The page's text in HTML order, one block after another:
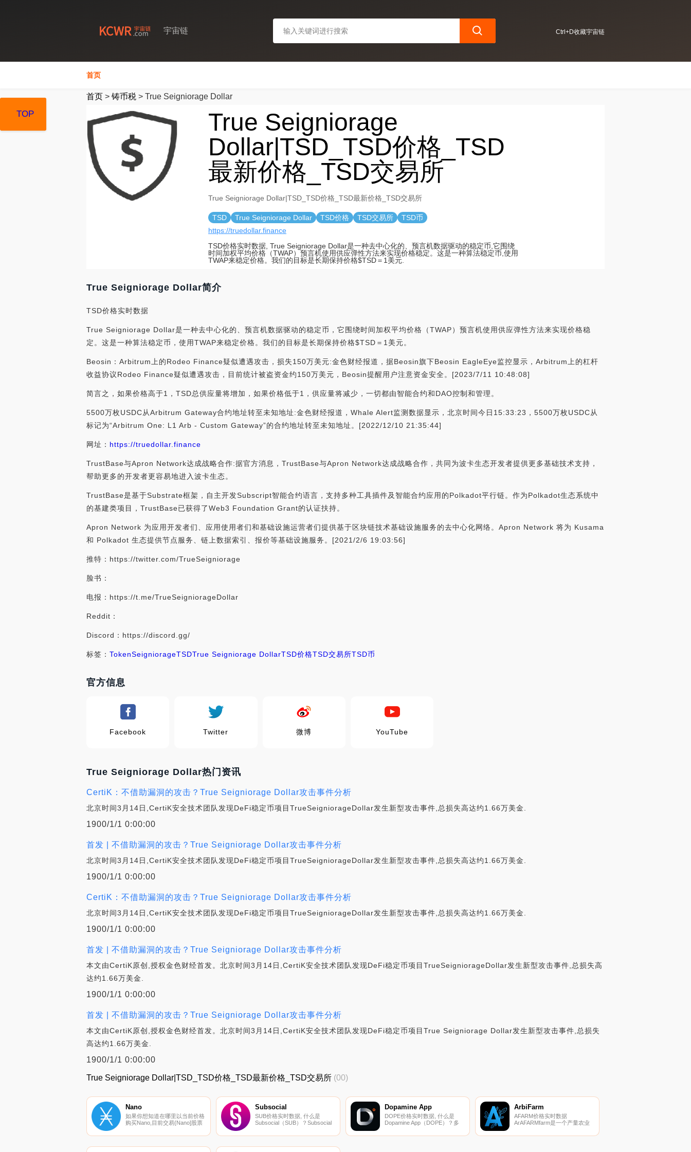
宇宙链 Ctrl+D收藏宇宙链
首页
首页 > 铸币税 > True Seigniorage Dollar
True Seigniorage
Dollar|TSD_TSD价格_TSD
最新价格_TSD交易所
True Seigniorage Dollar|TSD_TSD价格_TSD最新价格_TSD交易所
TSD True Seigniorage Dollar TSD价格 TSD交易所
TSD币
https://truedollar.finance
TSD价格实时数据, True Seigniorage Dollar是一种去中心化的、预言机数据驱动的稳定币,它围绕
时间加权平均价格（TWAP）预言机使用供应弹性方法来实现价格稳定。这是一种算法稳定币,使用
TWAP来稳定价格。我们的目标是长期保持价格$TSD＝1美元.
True Seigniorage Dollar简介
TSD价格实时数据
True Seigniorage Dollar是一种去中心化的、预言机数据驱动的稳定币，它围绕时间加权平均价格（TWAP）预言机使用供应弹性方法来实现价格稳
定。这是一种算法稳定币，使用TWAP来稳定价格。我们的目标是长期保持价格$TSD＝1美元。
Beosin：Arbitrum上的Rodeo Finance疑似遭遇攻击，损失150万美元:金色财经报道，据Beosin旗下Beosin EagleEye监控显示，Arbitrum上的杠杆
收益协议Rodeo Finance疑似遭遇攻击，目前统计被盗资金约150万美元，Beosin提醒用户注意资金安全。[2023/7/11 10:48:08]
简言之，如果价格高于1，TSD总供应量将增加，如果价格低于1，供应量将减少，一切都由智能合约和DAO控制和管理。
5500万枚USDC从Arbitrum Gateway合约地址转至未知地址:金色财经报道，Whale Alert监测数据显示，北京时间今日15:33:23，5500万枚USDC从
标记为“Arbitrum One: L1 Arb - Custom Gateway”的合约地址转至未知地址。[2022/12/10 21:35:44]
网址： https://truedollar.finance
TrustBase与Apron Network达成战略合作:据官方消息，TrustBase与Apron Network达成战略合作，共同为波卡生态开发者提供更多基础技术支持，
帮助更多的开发者更容易地进入波卡生态。
TrustBase是基于Substrate框架，自主开发Subscript智能合约语言，支持多种工具插件及智能合约应用的Polkadot平行链。作为Polkadot生态系统中
的基建类项目，TrustBase已获得了Web3 Foundation Grant的认证扶持。
Apron Network 为应用开发者们、应用使用者们和基础设施运营者们提供基于区块链技术基础设施服务的去中心化网络。Apron Network 将为 Kusama
和 Polkadot 生态提供节点服务、链上数据索引、报价等基础设施服务。[2021/2/6 19:03:56]
推特：https://twitter.com/TrueSeigniorage
脸书：
电报：https://t.me/TrueSeigniorageDollar
Reddit：
Discord：https://discord.gg/
标签： TokenSeigniorageTSDTrue Seigniorage DollarTSD价格TSD交易所TSD币
官方信息
Facebook Twitter 微博 YouTube
True Seigniorage Dollar热门资讯
CertiK：不借助漏洞的攻击？True Seigniorage Dollar攻击事件分析
北京时间3月14日,CertiK安全技术团队发现DeFi稳定币项目TrueSeigniorageDollar发生新型攻击事件,总损失高达约1.66万美金.
1900/1/1 0:00:00
首发 | 不借助漏洞的攻击？True Seigniorage Dollar攻击事件分析
北京时间3月14日,CertiK安全技术团队发现DeFi稳定币项目TrueSeigniorageDollar发生新型攻击事件,总损失高达约1.66万美金.
1900/1/1 0:00:00
CertiK：不借助漏洞的攻击？True Seigniorage Dollar攻击事件分析
北京时间3月14日,CertiK安全技术团队发现DeFi稳定币项目TrueSeigniorageDollar发生新型攻击事件,总损失高达约1.66万美金.
1900/1/1 0:00:00
首发 | 不借助漏洞的攻击？True Seigniorage Dollar攻击事件分析
本文由CertiK原创,授权金色财经首发。北京时间3月14日,CertiK安全技术团队发现DeFi稳定币项目TrueSeigniorageDollar发生新型攻击事件,总损失高
达约1.66万美金.
1900/1/1 0:00:00
首发 | 不借助漏洞的攻击？True Seigniorage Dollar攻击事件分析
本文由CertiK原创,授权金色财经首发。北京时间3月14日,CertiK安全技术团队发现DeFi稳定币项目True Seigniorage Dollar发生新型攻击事件,总损失
高达约1.66万美金.
1900/1/1 0:00:00
TOP
True Seigniorage Dollar|TSD_TSD价格_TSD最新价格_TSD交易所 (00)
Nano
如果你想知道在哪里以当前价格
购买Nano,目前交易{Nano]股票
Binance、OKX、ByXNOt、
Subsocial
SUB价格实时数据, 什么是
Subsocial（SUB）？Subsocial
络和市场的开放平台。它的主要
Dopamine App
DOPE价格实时数据, 什么是
Dopamine App（DOPE）？多
备上使用的移动应用程序,提供
ArbiFarm
AFARM价格实时数据
ArAFARMfarm是一个产量农业
目。
TOP
TOP